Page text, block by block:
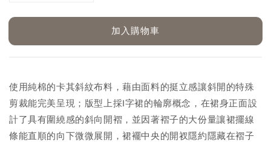
加入購物車
使用純棉的卡其斜紋布料，藉由面料的挺立感讓斜開的特殊
剪裁能完美呈現；版型上採I字裙的輪廓概念，在裙身正面設
計了具有圍繞感的斜向開褶，並因著褶子的大份量讓裙擺線
條能直順的向下微微展開，裙襬中央的開衩隱約隱藏在褶子